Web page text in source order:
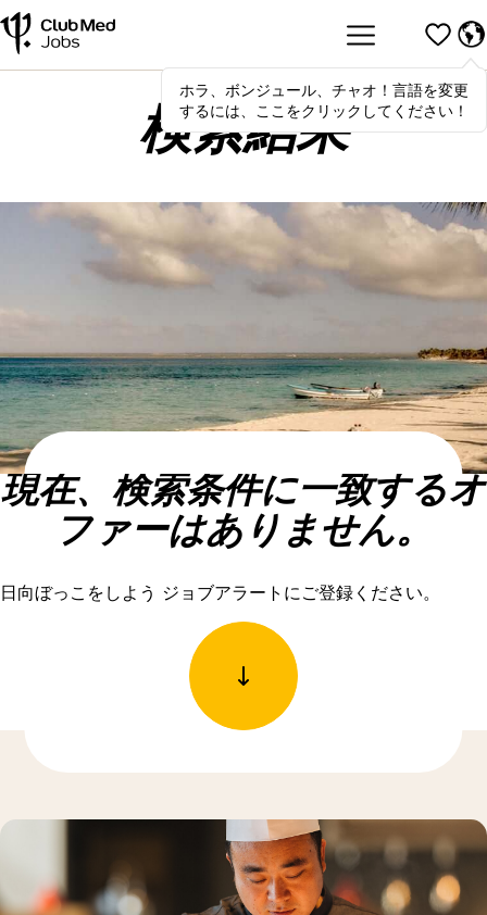
Hola,bonjour, ciao! To switch
languages, click here!
ホラ、ボンジュール、チャオ！言語を変更
するには、ここをクリックしてください！
検索結果
現在、検索条件に一致するオ
ファーはありません。
日向ぼっこをしよう ジョブアラートにご登録ください。